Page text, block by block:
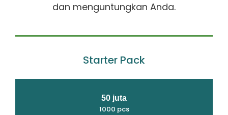
dan menguntungkan Anda.
Starter Pack
50 juta
1000 pcs